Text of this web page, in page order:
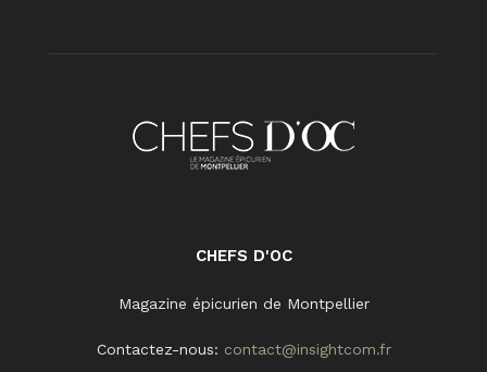
CHEFS D'OC
Magazine épicurien de Montpellier
Contactez-nous: contact@insightcom.fr